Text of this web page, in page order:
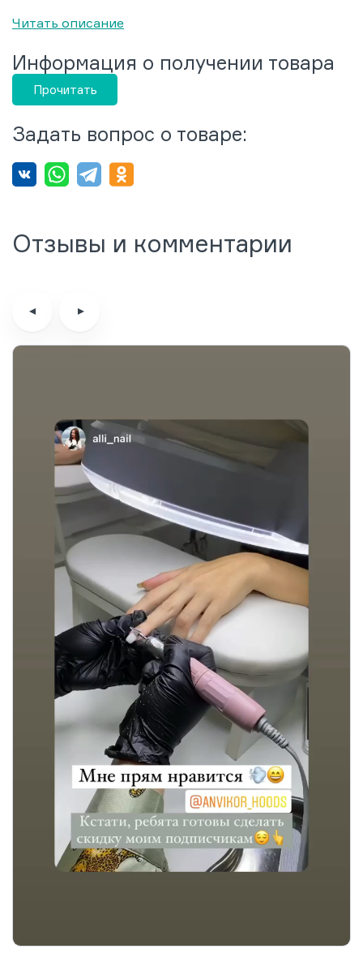
Читать описание
Информация о получении товара
Прочитать
Задать вопрос о товаре:
Отзывы и комментарии